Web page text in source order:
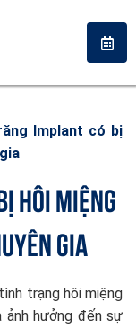
Implant có bị
HÔI MIỆNG
GIA
trạng hôi miệng
ảnh hưởng đến sự